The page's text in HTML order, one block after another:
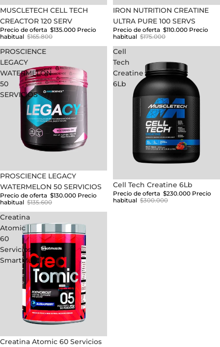
Oferta
MUSCLETECH CELL TECH
CREACTOR 120 SERV
Precio de oferta $135.000 Precio
habitual $165.800
Oferta
IRON NUTRITION CREATINE
ULTRA PURE 100 SERVS
Precio de oferta $110.000 Precio
habitual $175.000
PROSCIENCE
LEGACY
WATERMELON
50
SERVICIOS
Oferta
PROSCIENCE LEGACY
WATERMELON 50 SERVICIOS
Precio de oferta $130.000 Precio
habitual $135.600
Cell
Tech
Creatine
6Lb
Oferta
Cell Tech Creatine 6Lb
Precio de oferta $230.000 Precio
habitual $300.000
Creatina
Atomic
60
Servicios
SmartMuscle
Oferta
Creatina Atomic 60 Servicios